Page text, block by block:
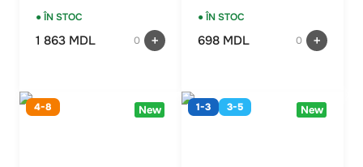
(rucsac, penar, sac)
● ÎN STOC
1 863 MDL 0
● ÎN STOC
698 MDL 0
4-8 New 1-3 3-5 New